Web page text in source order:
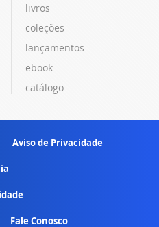
livros
coleções
lançamentos
ebook
catálogo
Aviso de Privacidade
Fale Conosco